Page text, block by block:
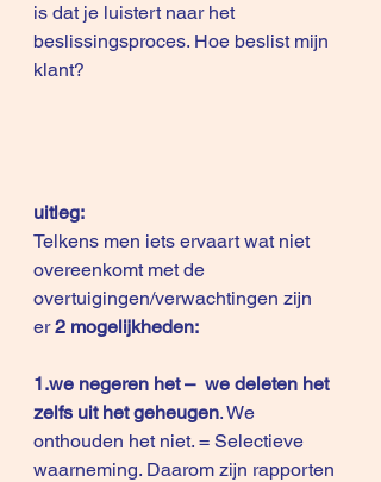
is dat je luistert naar het
beslissingsproces. Hoe beslist mijn
klant?
uitleg:
Telkens men iets ervaart wat niet
overeenkomt met de
overtuigingen/verwachtingen zijn
er 2 mogelijkheden:
1.we negeren het –  we deleten het
zelfs uit het geheugen. We
onthouden het niet. = Selectieve
waarneming. Daarom zijn rapporten